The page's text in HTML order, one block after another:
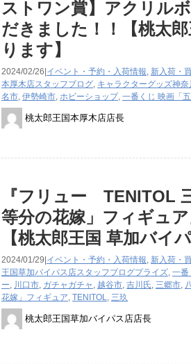
ストワン賞】アクリル
だきました！！【桃太
ります】
2024/02/26|イベント・予約・入荷情報 新入荷・
本厚木店スタッフブログ キャラクターグッズ神奈
名市 伊勢崎市 ホビーショップ, 一番くじ 映画「
桃太郎王国本厚木店店長
『フリュー TENITOL
等分の花嫁」フィギュ
【桃太郎王国 草加バイ
2024/01/29|イベント・予約・入荷情報 新入荷・
王国草加バイパス店スタッフブログプライズ 一番
ー
川口市 ガチャガチャ 越谷市 吉川氏 三郷市
花嫁」フィギュア TENITOL 三玖
桃太郎王国草加バイパス店店長